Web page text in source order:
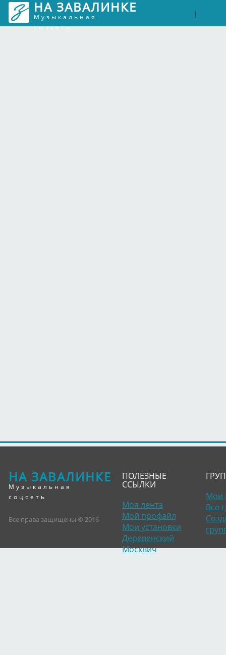
НА ЗАВАЛИНКЕ
Музыкальная
соцсеть
|
НА ЗАВАЛИНКЕ
Музыкальная
соцсеть
Все права защищены © 2016
ПОЛЕЗНЫЕ
ССЫЛКИ
Моя лента
Мой профайл
Мои установки
Деревенский
Москвич
Мои
Все